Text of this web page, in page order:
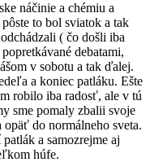
náčinie a chémiu a
to bol sviatok a tak
( čo došli iba
debatami,
v sobotu a tak ďalej.
a koniec patláku. Ešte
robilo iba radosť, ale v tú
sme pomaly zbalii svoje
do normálneho sveta.
a samozrejme aj
húfe.